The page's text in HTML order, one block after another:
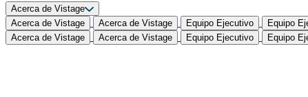
Acerca de Vistage
Acerca de Vistage
Acerca de Vistage Equipo Ejecutivo Equipo
Acerca de Vistage
Acerca de Vistage Equipo Ejecutivo Equipo